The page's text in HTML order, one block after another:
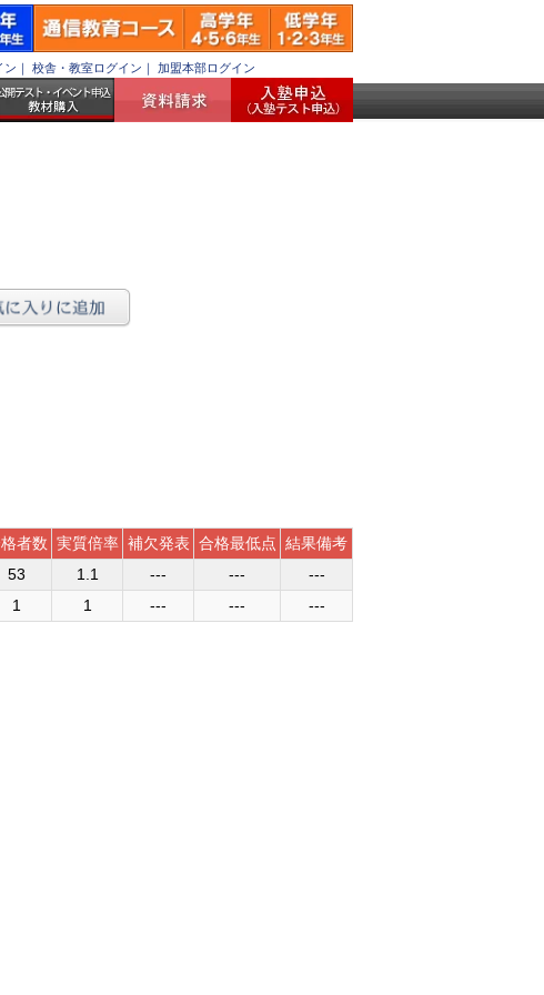
ン ｜ 校舎・教室ログイン ｜ 加盟本部ログイン
者数 実質倍率 補欠発表 合格最低点 結果備考
53 1.1 --- ---
---
1 1 --- --- ---